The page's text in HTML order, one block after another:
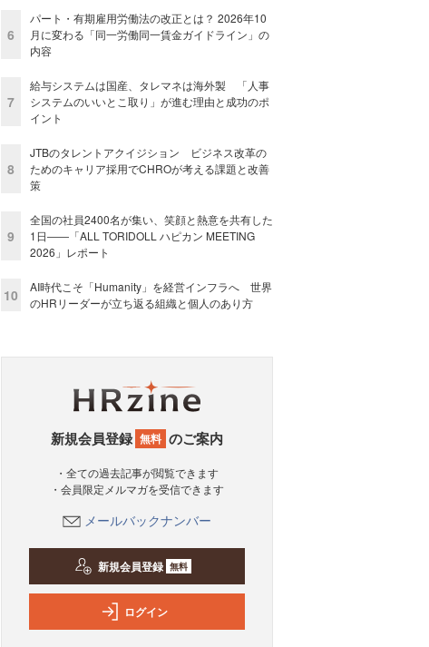
6
パート・有期雇用労働法の改正とは？ 2026年10
月に変わる「同一労働同一賃金ガイドライン」の
内容
7
給与システムは国産、タレマネは海外製 「人事
システムのいいとこ取り」が進む理由と成功のポ
イント
8
JTBのタレントアクイジション ビジネス改革の
ためのキャリア採用でCHROが考える課題と改善
策
9
全国の社員2400名が集い、笑顔と熱意を共有した
1日――「ALL TORIDOLL ハピカン MEETING
2026」レポート
10
AI時代こそ「Humanity」を経営インフラへ 世界
のHRリーダーが立ち返る組織と個人のあり方
新規会員登録 無料 のご案内
・全ての過去記事が閲覧できます
・会員限定メルマガを受信できます
メールバックナンバー
新規会員登録 無料
ログイン